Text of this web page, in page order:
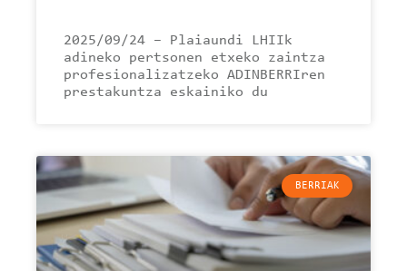
2025/09/24 – Plaiaundi LHIIk
adineko pertsonen etxeko zaintza
profesionalizatzeko ADINBERRIren
prestakuntza eskainiko du
BERRIAK